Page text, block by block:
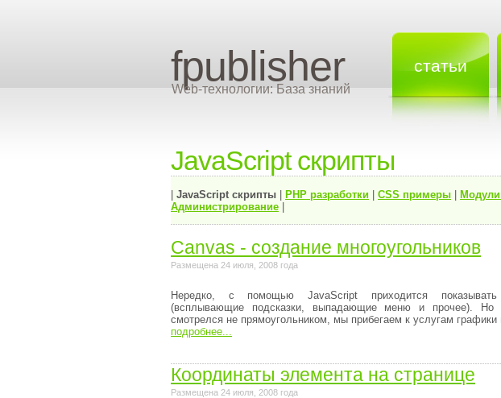
fpublisher
Web-технологии: База знаний
статьи
JavaScript скрипты
JavaScript скрипты PHP разработки CSS примеры
Администрирование
Canvas - создание многоугольников
Размещена 24 июля, 2008 года
Нередко, с помощью JavaScript приходится показывать
(всплывающие подсказки, выпадающие меню и прочее). Но
смотрелся не прямоугольником, мы прибегаем к услугам графики
подробнее...
Координаты элемента на странице
Размещена 24 июля, 2008 года